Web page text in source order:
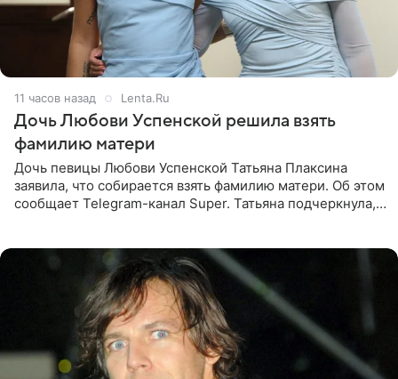
11 часов назад Lenta.Ru
Дочь Любови Успенской решила взять
фамилию матери
Дочь певицы Любови Успенской Татьяна Плаксина
заявила, что собирается взять фамилию матери. Об этом
сообщает Telegram-канал Super. Татьяна подчеркнула,